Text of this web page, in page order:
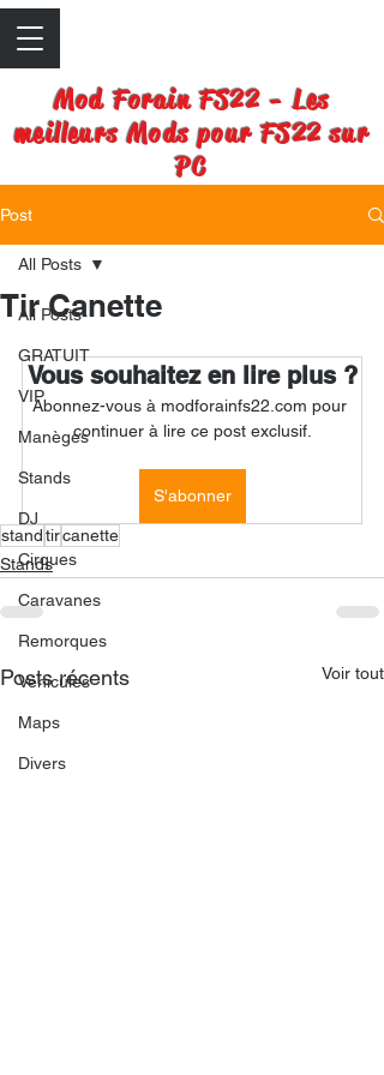
Mod Forain FS22 - Les
meilleurs Mods pour FS22 sur
PC
Post
All Posts
GRATUIT
VIP
Manèges
Stands
DJ
Cirques
Caravanes
Remorques
Véhicules
Maps
Divers
All Posts
Tir Canette
Vous souhaitez en lire plus ?
Abonnez-vous à modforainfs22.com pour
continuer à lire ce post exclusif.
S'abonner
standtircanette
Stands
Posts récents Voir tout